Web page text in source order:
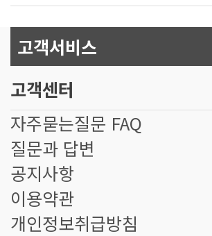
고객서비스
고객센터
자주묻는질문 FAQ
질문과 답변
공지사항
이용약관
개인정보취급방침